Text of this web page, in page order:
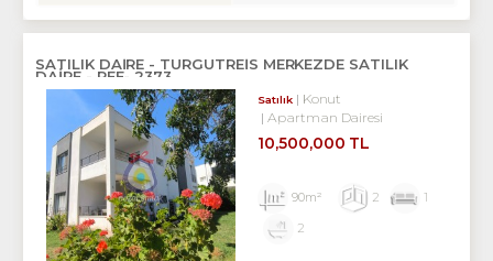
SATILIK DAİRE - TURGUTREİS MERKEZDE SATILIK
DAİRE - REF- 2373
Satılık
Konut
Apartman Dairesi
10,500,000 TL
90m² 2
1
2